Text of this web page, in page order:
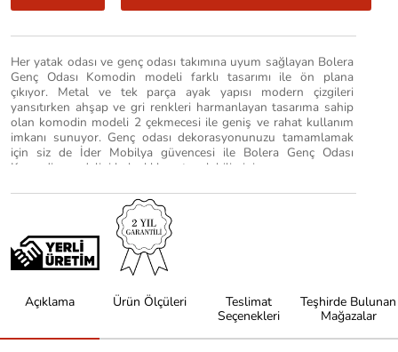
Her yatak odası ve genç odası takımına uyum sağlayan Bolera
Genç Odası Komodin modeli farklı tasarımı ile ön plana
çıkıyor. Metal ve tek parça ayak yapısı modern çizgileri
yansıtırken ahşap ve gri renkleri harmanlayan tasarıma sahip
olan komodin modeli 2 çekmecesi ile geniş ve rahat kullanım
imkanı sunuyor. Genç odası dekorasyonunuzu tamamlamak
için siz de İder Mobilya güvencesi ile Bolera Genç Odası
Komodin modelini kolaylıkla satın alabilirsiniz.
Açıklama Ürün Ölçüleri
Teslimat
Seçenekleri
Teşhirde Bulunan
Mağazalar